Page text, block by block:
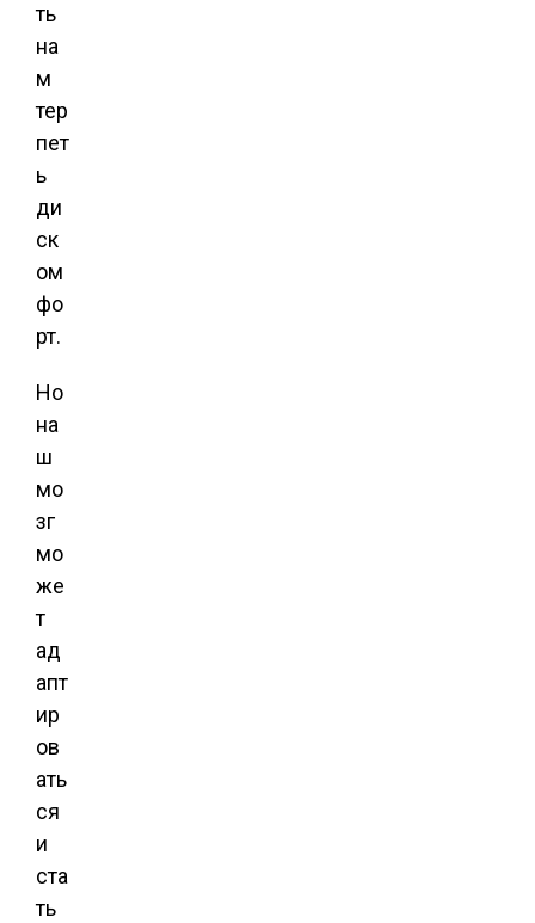
ть
на
м
тер
пет
ь
ди
ск
ом
фо
рт.
Но
на
ш
мо
зг
мо
же
т
ад
апт
ир
ов
ать
ся
и
ста
ть